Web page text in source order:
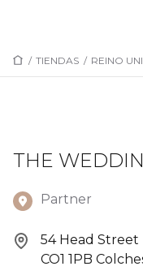
/ TIENDAS / REINO
THE
Partner
54 Head Street
CO1 1PB